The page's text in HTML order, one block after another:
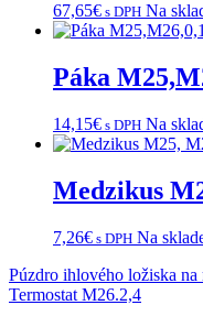
67,65€ s DPH Na
Páka
14,15€ s DPH Na
Medzikus
7,26€ s DPH Na
Navigácia
v
Púzdro ihlového ložiska na
Termostat M26.2,4